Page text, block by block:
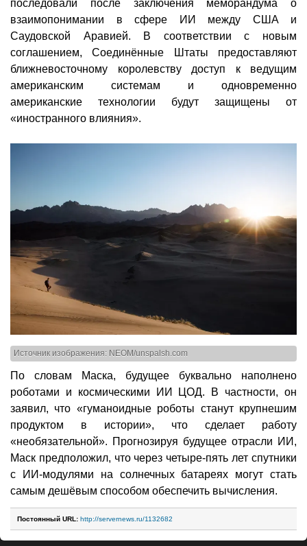
последовали после заключения меморандума о
взаимопонимании в сфере ИИ между США и
Саудовской Аравией. В соответствии с новым
соглашением, Соединённые Штаты предоставляют
ближневосточному королевству доступ к ведущим
американским системам и одновременно
американские технологии будут защищены от
«иностранного влияния».
Источник изображения: NEOM/unspalsh.com
По словам Маска, будущее буквально наполнено
роботами и космическими ИИ ЦОД. В частности, он
заявил, что «гуманоидные роботы станут крупнешим
продуктом в истории», что сделает работу
«необязательной». Прогнозируя будущее отрасли ИИ,
Маск предположил, что через четыре-пять лет спутники
с ИИ-модулями на солнечных батареях могут стать
самым дешёвым способом обеспечить вычисления.
Постоянный URL: http://servernews.ru/1132682